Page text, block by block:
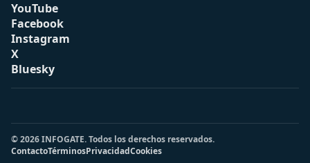
YouTube
Facebook
Instagram
X
Bluesky
© 2026 INFOGATE. Todos los derechos reservados.
ContactoTérminosPrivacidadCookies